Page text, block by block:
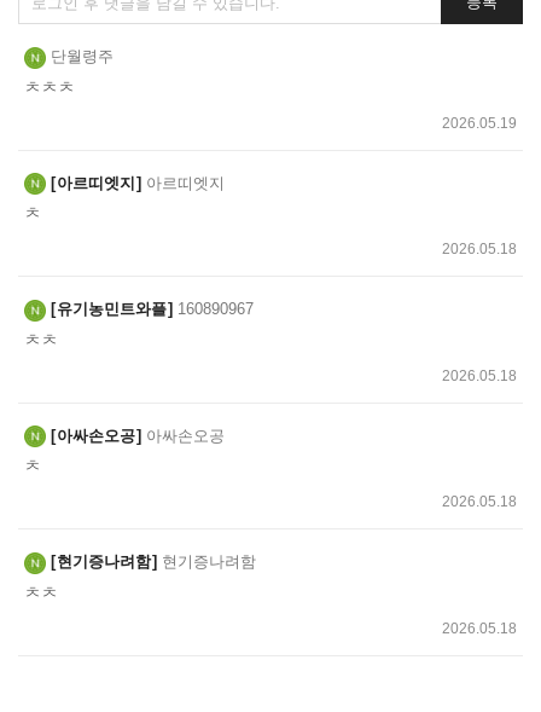
글
쓰
기
단월령주
ㅊㅊㅊ
2026.05.19
아르띠엣지 아르띠엣지
ㅊ
2026.05.18
유기농민트와플 160890967
ㅊㅊ
2026.05.18
아싸손오공 아싸손오공
ㅊ
2026.05.18
현기증나려함 현기증나려함
ㅊㅊ
2026.05.18